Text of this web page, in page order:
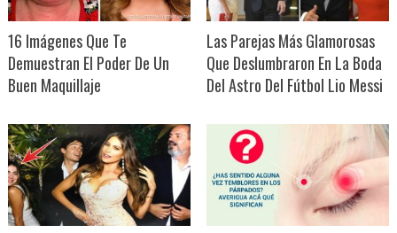
16 Imágenes Que Te
Demuestran El Poder De Un
Buen Maquillaje
Las Parejas Más Glamorosas
Que Deslumbraron En La Boda
Del Astro Del Fútbol Lio Messi